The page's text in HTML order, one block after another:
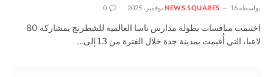
بواسطة NEWS SQUARES 16 نوفمبر، 2025 0
اختتمت منافسات بطولة مدارس ناسا العالمية للشطرنج بمشاركة 80
لاعبا، التي أُقيمت بمدينة جدة خلال الفترة من 13 إلى…